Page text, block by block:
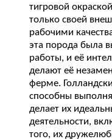
тигровой
только своей
рабочими
эта порода была
работы, и её
делают её
ферме.
способны
делает их
деятельности,
того, их